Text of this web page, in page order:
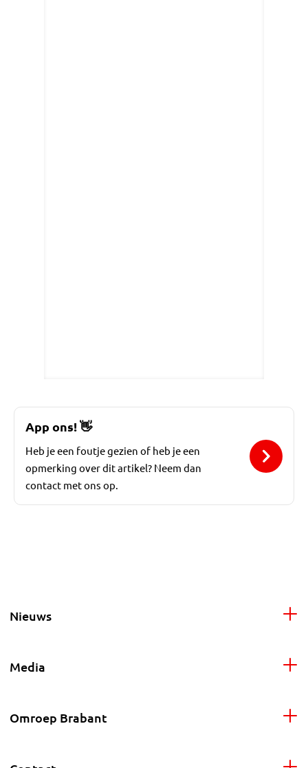
App ons!👋
Heb je een foutje gezien of heb je een
opmerking over dit artikel? Neem dan
contact met ons op.
Nieuws
Media
Omroep Brabant